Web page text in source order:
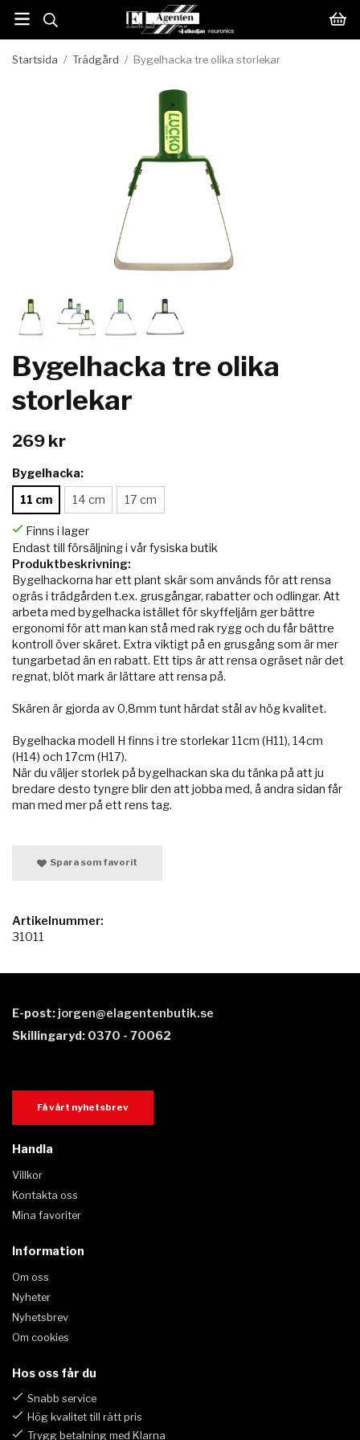
Startsida / Trädgård / Bygelhacka tre olika storlekar
Bygelhacka tre olika
storlekar
269 kr
Bygelhacka:
11 cm
14 cm 17 cm
Finns i lager
Endast till försäljning i vår fysiska butik
Produktbeskrivning:
Bygelhackorna har ett plant skär som används för att rensa
ogräs i trädgården t.ex. grusgångar, rabatter och odlingar. Att
arbeta med bygelhacka istället för skyffeljärn ger bättre
ergonomi för att man kan stå med rak rygg och du får bättre
kontroll över skäret. Extra viktigt på en grusgång som är mer
tungarbetad än en rabatt. Ett tips är att rensa ogräset när det
regnat, blöt mark är lättare att rensa på.
Skären är gjorda av 0,8mm tunt härdat stål av hög kvalitet.
Bygelhacka modell H finns i tre storlekar 11cm (H11), 14cm
(H14) och 17cm (H17).
När du väljer storlek på bygelhackan ska du tänka på att ju
bredare desto tyngre blir den att jobba med, å andra sidan får
man med mer på ett rens tag.
Spara som favorit
Artikelnummer:
31011
E-post: jorgen@elagentenbutik.se
Skillingaryd: 0370 - 70062
Få vårt nyhetsbrev
Handla
Villkor
Kontakta oss
Mina favoriter
Information
Om oss
Nyheter
Nyhetsbrev
Om cookies
Hos oss får du
Snabb service
Hög kvalitet till rätt pris
Trygg betalning med Klarna